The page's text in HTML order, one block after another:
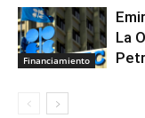
Financiamiento
La